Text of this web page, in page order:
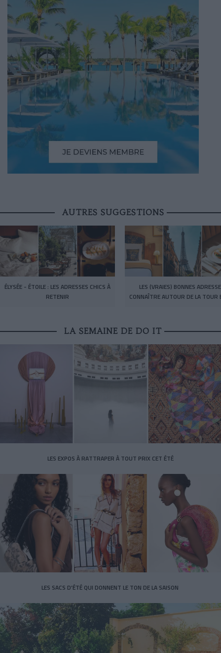
AUTRES SUGGESTIONS
ÉLYSÉE - ÉTOILE : LES ADRESSES CHICS À
RETENIR
LES (VRAIES) BONNES
CONNAÎTRE AUTOUR DE LA TOUR
LA SEMAINE DE DO IT
LES EXPOS À RATTRAPER À TOUT PRIX CET ÉTÉ
LES SACS D’ÉTÉ QUI DONNENT LE TON DE LA SAISON